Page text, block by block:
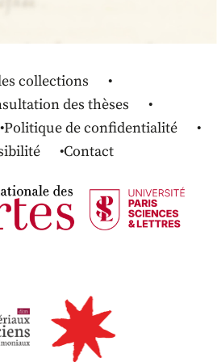
collections
des thèses
Politique de confidentialité
Contact